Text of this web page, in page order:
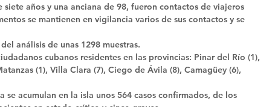
años y una anciana de 98, fueron contactos de viajeros
se mantienen en vigilancia varios de sus contactos y se
análisis de unas 1298 muestras.
cubanos residentes en las provincias: Pinar del Río (1),
(1), Villa Clara (7), Ciego de Ávila (8), Camagüey (6),
se acumulan en la isla unos 564 casos confirmados, de los